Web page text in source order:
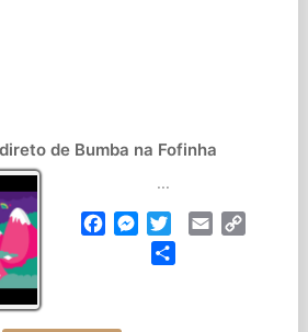
de Bumba na Fofinha
...
FacebookMessenger
TwitterEmail